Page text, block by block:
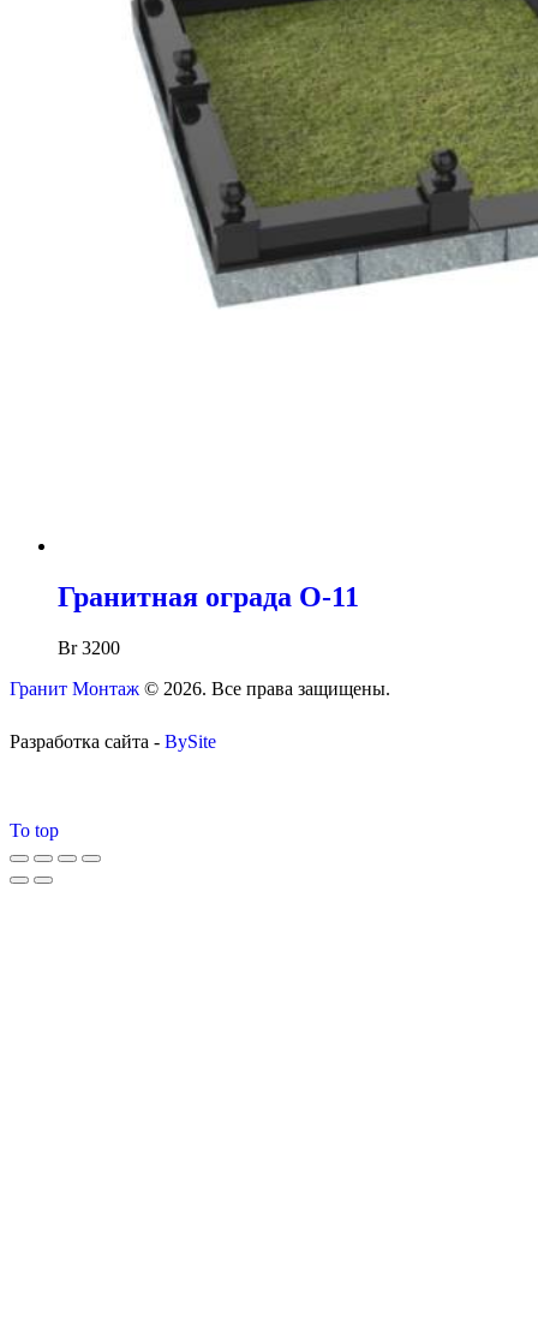
Гранитная ограда O-11
Br3200
Гранит Монтаж © 2026. Все права защищены.
Разработка сайта - BySite
To top